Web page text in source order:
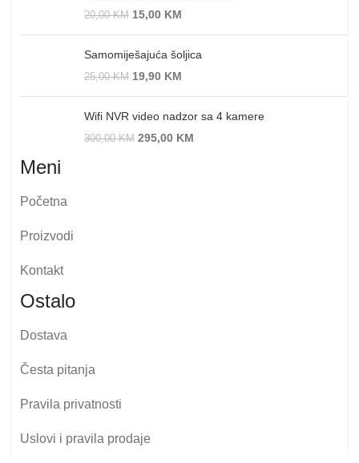
20,00KM 15,00 KM
Samomiješajuća šoljica
25,00KM 19,90 KM
Wifi NVR video nadzor sa 4 kamere
300,00KM 295,00 KM
Meni
Početna
Proizvodi
Kontakt
Ostalo
Dostava
Česta pitanja
Pravila privatnosti
Uslovi i pravila prodaje